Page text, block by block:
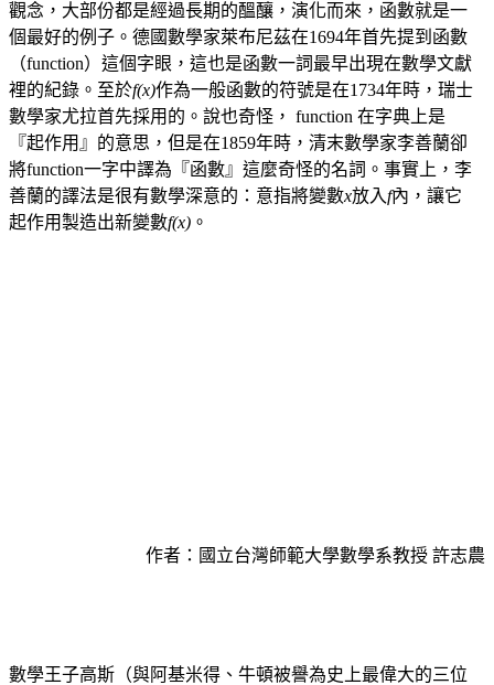
觀念，大部份都是經過長期的醞釀，演化而來，函數就是一
個最好的例子。德國數學家萊布尼茲在1694年首先提到函數
（function）這個字眼，這也是函數一詞最早出現在數學文獻
裡的紀錄。至於f(x)作為一般函數的符號是在1734年時，瑞士
數學家尤拉首先採用的。說也奇怪， function 在字典上是
『起作用』的意思，但是在1859年時，清末數學家李善蘭卻
將function一字中譯為『函數』這麼奇怪的名詞。事實上，李
善蘭的譯法是很有數學深意的：意指將變數x放入f內，讓它
起作用製造出新變數f(x) 。
作者：國立台灣師範大學數學系教授 許志農
數學王子高斯（與阿基米得、牛頓被譽為史上最偉大的三位